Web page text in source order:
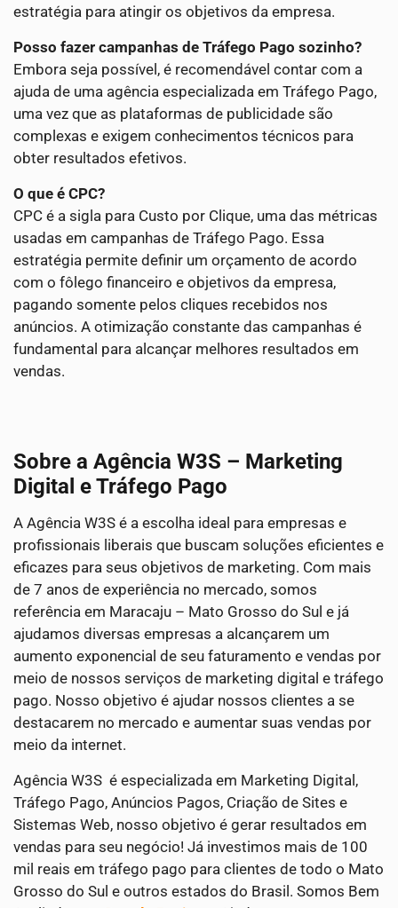
estratégia para atingir os objetivos da empresa.
Posso fazer campanhas de Tráfego Pago sozinho?
Embora seja possível, é recomendável contar com a
ajuda de uma agência especializada em Tráfego Pago,
uma vez que as plataformas de publicidade são
complexas e exigem conhecimentos técnicos para
obter resultados efetivos.
O que é CPC?
CPC é a sigla para Custo por Clique, uma das métricas
usadas em campanhas de Tráfego Pago. Essa
estratégia permite definir um orçamento de acordo
com o fôlego financeiro e objetivos da empresa,
pagando somente pelos cliques recebidos nos
anúncios. A otimização constante das campanhas é
fundamental para alcançar melhores resultados em
vendas.
Sobre a Agência W3S – Marketing
Digital e Tráfego Pago
A Agência W3S é a escolha ideal para empresas e
profissionais liberais que buscam soluções eficientes e
eficazes para seus objetivos de marketing. Com mais
de 7 anos de experiência no mercado, somos
referência em Maracaju – Mato Grosso do Sul e já
ajudamos diversas empresas a alcançarem um
aumento exponencial de seu faturamento e vendas por
meio de nossos serviços de marketing digital e tráfego
pago. Nosso objetivo é ajudar nossos clientes a se
destacarem no mercado e aumentar suas vendas por
meio da internet.
Agência W3S é especializada em Marketing Digital,
Tráfego Pago, Anúncios Pagos, Criação de Sites e
Sistemas Web, nosso objetivo é gerar resultados em
vendas para seu negócio! Já investimos mais de 100
mil reais em tráfego pago para clientes de todo o Mato
Grosso do Sul e outros estados do Brasil. Somos Bem